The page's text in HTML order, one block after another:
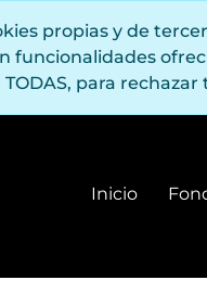
propias y de
funcionalidades
TODAS, para
Inicio